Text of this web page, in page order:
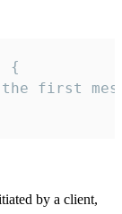
{
first
by a client,